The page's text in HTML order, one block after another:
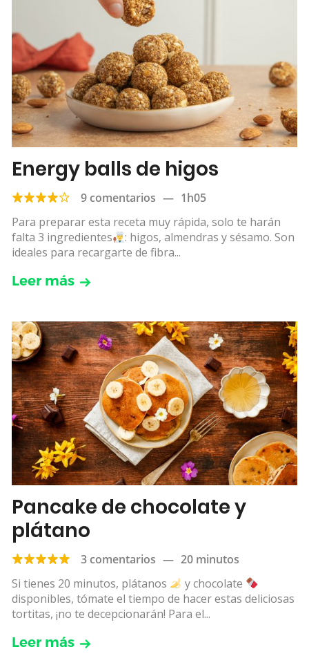
Energy balls de higos
9 comentarios — 1h05
Para preparar esta receta muy rápida, solo te harán
falta 3 ingredientes
: higos, almendras y sésamo. Son
ideales para recargarte de fibra...
Leer más
Pancake de chocolate y
plátano
3 comentarios — 20 minutos
Si tienes 20 minutos, plátanos
y chocolate
disponibles, tómate el tiempo de hacer estas deliciosas
tortitas, ¡no te decepcionarán! Para el...
Leer más